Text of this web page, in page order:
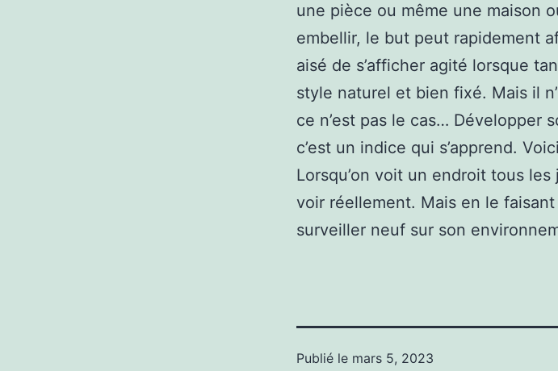
une pièce ou même une maison
embellir, le but peut rapidement
aisé de s’afficher agité lorsque
style naturel et bien fixé. Mais il
ce n’est pas le cas… Développer
c’est un indice qui s’apprend.
Lorsqu’on voit un endroit tous
voir réellement. Mais en le
surveiller neuf sur son
Publié le mars 5, 2023